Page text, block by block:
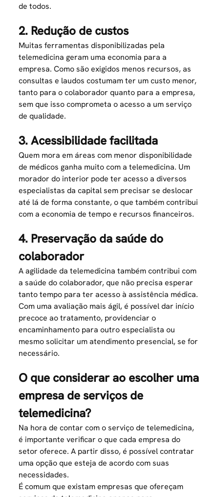
de todos.
2. Redução de custos
Muitas ferramentas disponibilizadas pela
telemedicina geram uma economia para a
empresa. Como são exigidos menos recursos, as
consultas e laudos costumam ter um custo menor,
tanto para o colaborador quanto para a empresa,
sem que isso comprometa o acesso a um serviço
de qualidade.
3. Acessibilidade facilitada
Quem mora em áreas com menor disponibilidade
de médicos ganha muito com a telemedicina. Um
morador do interior pode ter acesso a diversos
especialistas da capital sem precisar se deslocar
até lá de forma constante, o que também contribui
com a economia de tempo e recursos financeiros.
4. Preservação da saúde do
colaborador
A agilidade da telemedicina também contribui com
a saúde do colaborador, que não precisa esperar
tanto tempo para ter acesso à assistência médica.
Com uma avaliação mais ágil, é possível dar início
precoce ao tratamento, providenciar o
encaminhamento para outro especialista ou
mesmo solicitar um atendimento presencial, se for
necessário.
O que considerar ao escolher uma
empresa de serviços de
telemedicina?
Na hora de contar com o serviço de telemedicina,
é importante verificar o que cada empresa do
setor oferece. A partir disso, é possível contratar
uma opção que esteja de acordo com suas
necessidades.
É comum que existam empresas que ofereçam